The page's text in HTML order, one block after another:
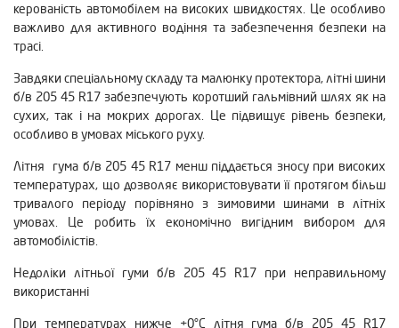
керованість автомобілем на високих швидкостях. Це особливо
важливо для активного водіння та забезпечення безпеки на
трасі.
Завдяки спеціальному складу та малюнку протектора, літні шини
б/в 205 45 R17 забезпечують коротший гальмівний шлях як на
сухих, так і на мокрих дорогах. Це підвищує рівень безпеки,
особливо в умовах міського руху.
Літня гума б/в 205 45 R17 менш піддається зносу при високих
температурах, що дозволяє використовувати її протягом більш
тривалого періоду порівняно з зимовими шинами в літніх
умовах. Це робить їх економічно вигідним вибором для
автомобілістів.
Недоліки літньої гуми б/в 205 45 R17 при неправильному
використанні
При температурах нижче +0°C літня гума б/в 205 45 R17